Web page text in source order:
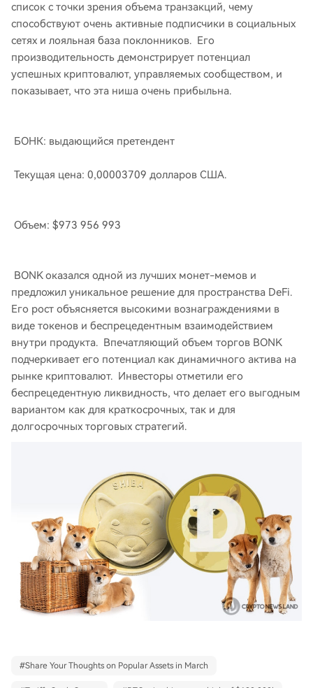
список с точки зрения объема транзакций, чему
способствуют очень активные подписчики в социальных
сетях и лояльная база поклонников. Его
производительность демонстрирует потенциал
успешных криптовалют, управляемых сообществом, и
показывает, что эта ниша очень прибыльна.
БОНК: выдающийся претендент
Текущая цена: 0,00003709 долларов США.
Объем: $973 956 993
BONK оказался одной из лучших монет-мемов и
предложил уникальное решение для пространства DeFi.
Его рост объясняется высокими вознаграждениями в
виде токенов и беспрецедентным взаимодействием
внутри продукта. Впечатляющий объем торгов BONK
подчеркивает его потенциал как динамичного актива на
рынке криптовалют. Инвесторы отметили его
беспрецедентную ликвидность, что делает его выгодным
вариантом как для краткосрочных, так и для
долгосрочных торговых стратегий.
#Share Your Thoughts on Popular Assets in March